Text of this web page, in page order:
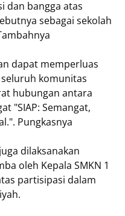
dan bangga atas
sebagai sekolah
dapat memperluas
komunitas
hubungan antara
"SIAP: Semangat,
Pungkasnya
dilaksanakan
oleh Kepala SMKN 1
partisipasi dalam